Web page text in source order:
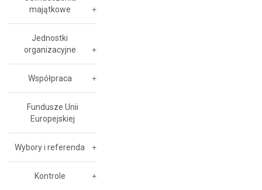
majątkowe
Jednostki
organizacyjne
Współpraca
Fundusze Unii
Europejskiej
Wybory i referenda
Kontrole